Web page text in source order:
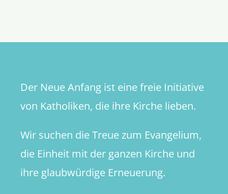
Der Neue Anfang ist eine freie Initiative
von Katholiken, die ihre Kirche lieben.
Wir suchen die Treue zum Evangelium,
die Einheit mit der ganzen Kirche und
ihre glaubwürdige Erneuerung.